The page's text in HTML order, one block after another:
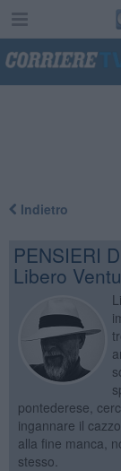
Indietro
PENSIERI
Libero
pontederese,
ingannare il
alla fine manca,
stesso.